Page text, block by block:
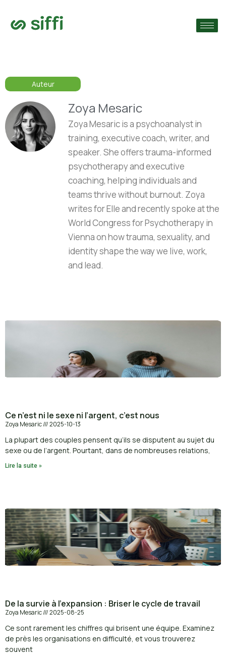
Auteur
Zoya Mesaric
Zoya Mesaric is a psychoanalyst in
training, executive coach, writer, and
speaker. She offers trauma-informed
psychotherapy and executive
coaching, helping individuals and
teams thrive without burnout. Zoya
writes for Elle and recently spoke at the
World Congress for Psychotherapy in
Vienna on how trauma, sexuality, and
identity shape the way we live, work,
and lead.
Ce n’est ni le sexe ni l’argent, c’est nous
Zoya Mesaric 2025-10-13
La plupart des couples pensent qu’ils se disputent au sujet du
sexe ou de l’argent. Pourtant, dans de nombreuses relations,
Lire la suite »
De la survie à l’expansion : Briser le cycle de travail
Zoya Mesaric 2025-08-25
Ce sont rarement les chiffres qui brisent une équipe. Examinez
de près les organisations en difficulté, et vous trouverez
souvent